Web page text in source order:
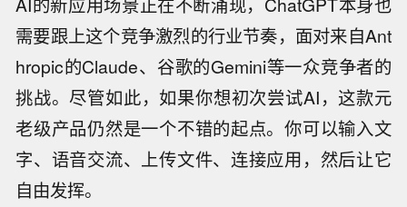
需要跟上这个竞争激烈的行业节奏，面对来自Ant
hropic的Claude、谷歌的Gemini等一众竞争者的
挑战。尽管如此，如果你想初次尝试AI，这款元
老级产品仍然是一个不错的起点。你可以输入文
字、语音交流、上传文件、连接应用，然后让它
自由发挥。